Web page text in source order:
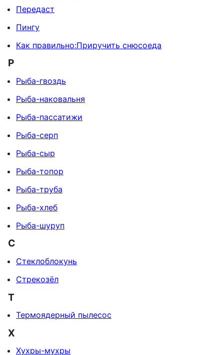
Передаст
Пингу
Как правильно:Приручить снюсоеда
Р
Рыба-гвоздь
Рыба-наковальня
Рыба-пассатижи
Рыба-серп
Рыба-сыр
Рыба-топор
Рыба-труба
Рыба-хлеб
Рыба-шуруп
С
Стеклоблокунь
Стрекозёл
Т
Термоядерный пылесос
Х
Хухры-мухры